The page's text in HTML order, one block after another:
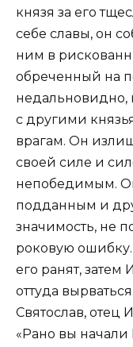
князя за его
себе славы, он
ним в
обреченный на
недальновидно,
с другими
врагам. Он
своей силе и
непобедимым.
подданным и
значимость, не
роковую
его ранят, затем
оттуда
Святослав, отец
«Рано вы